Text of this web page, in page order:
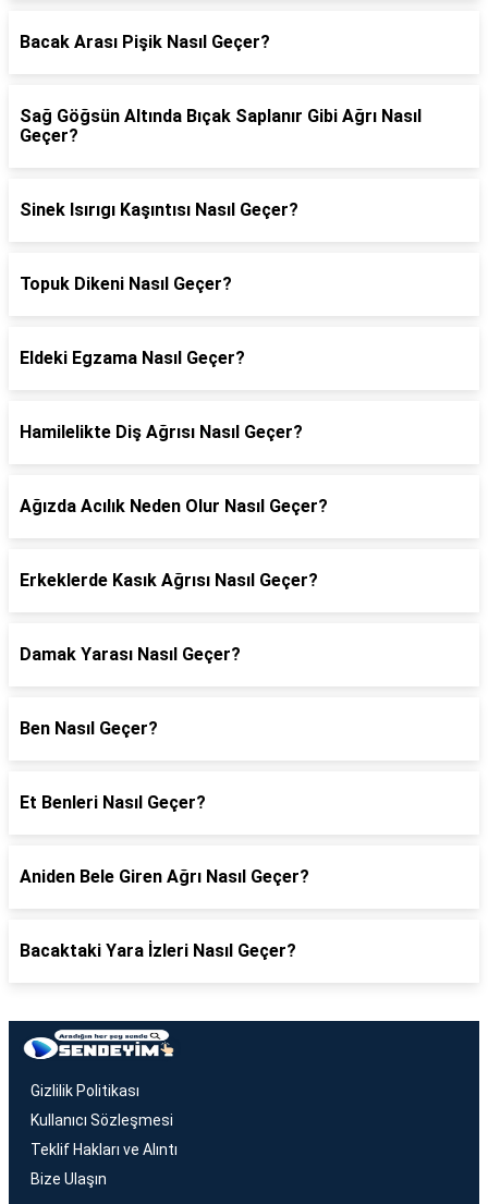
Bacak Arası Pişik Nasıl Geçer?
Sağ Göğsün Altında Bıçak Saplanır Gibi Ağrı Nasıl
Geçer?
Sinek Isırıgı Kaşıntısı Nasıl Geçer?
Topuk Dikeni Nasıl Geçer?
Eldeki Egzama Nasıl Geçer?
Hamilelikte Diş Ağrısı Nasıl Geçer?
Ağızda Acılık Neden Olur Nasıl Geçer?
Erkeklerde Kasık Ağrısı Nasıl Geçer?
Damak Yarası Nasıl Geçer?
Ben Nasıl Geçer?
Et Benleri Nasıl Geçer?
Aniden Bele Giren Ağrı Nasıl Geçer?
Bacaktaki Yara İzleri Nasıl Geçer?
Gizlilik Politikası
Kullanıcı Sözleşmesi
Teklif Hakları ve Alıntı
Bize Ulaşın